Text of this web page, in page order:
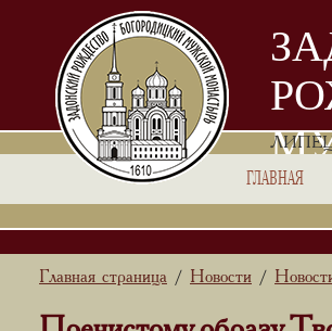
ГЛАВНАЯ
Главная страница / Новости /